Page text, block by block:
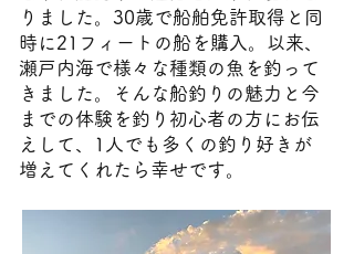
りました。30歳で船舶免許取得と同
時に21フィートの船を購入。以来、
瀬戸内海で様々な種類の魚を釣って
きました。そんな船釣りの魅力と今
までの体験を釣り初心者の方にお伝
えして、1人でも多くの釣り好きが
増えてくれたら幸せです。